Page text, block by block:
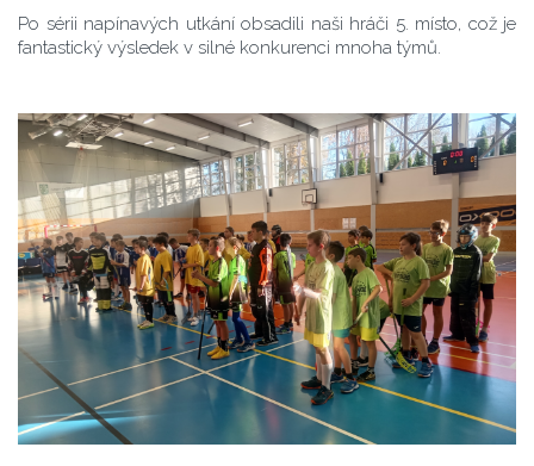
Po sérii napínavých utkání obsadili naši hráči 5. místo, což je
fantastický výsledek v silné konkurenci mnoha týmů.